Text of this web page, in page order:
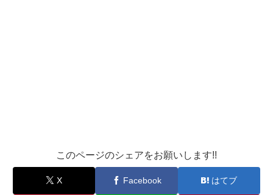
このページのシェアをお願いします!!
X Facebook はてブ